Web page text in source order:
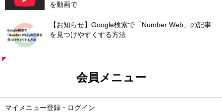
を動画で
【お知らせ】Google検索で「Number Web」の記事
を見つけやすくする方法
会員メニュー
マイメニュー登録・ログイン